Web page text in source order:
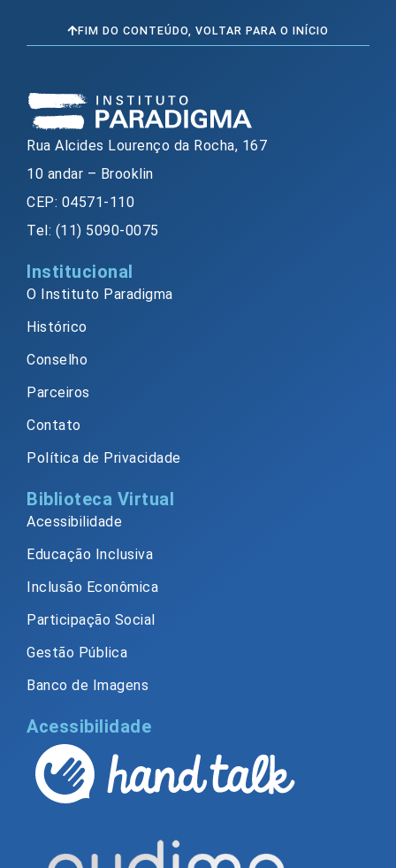
FIM DO CONTEÚDO, VOLTAR PARA O INÍCIO
Rua Alcides Lourenço da Rocha, 167
10 andar – Brooklin
CEP: 04571-110
Tel: (11) 5090-0075
Institucional
O Instituto Paradigma
Histórico
Conselho
Parceiros
Contato
Política de Privacidade
Biblioteca Virtual
Acessibilidade
Educação Inclusiva
Inclusão Econômica
Participação Social
Gestão Pública
Banco de Imagens
Acessibilidade